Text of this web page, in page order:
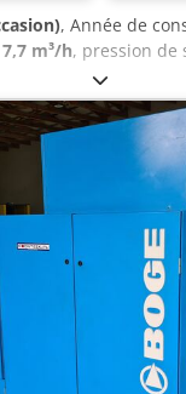
, Année de
7,7 m³/h, pression de
BOGE S 61 -2 Avec
kW Crjdexkz Tqepfx
BAR Année de